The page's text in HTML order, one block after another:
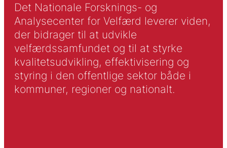
Det Nationale Forsknings- og
Analysecenter for Velfærd leverer viden,
der bidrager til at udvikle
velfærdssamfundet og til at styrke
kvalitetsudvikling, effektivisering og
styring i den offentlige sektor både i
kommuner, regioner og nationalt.